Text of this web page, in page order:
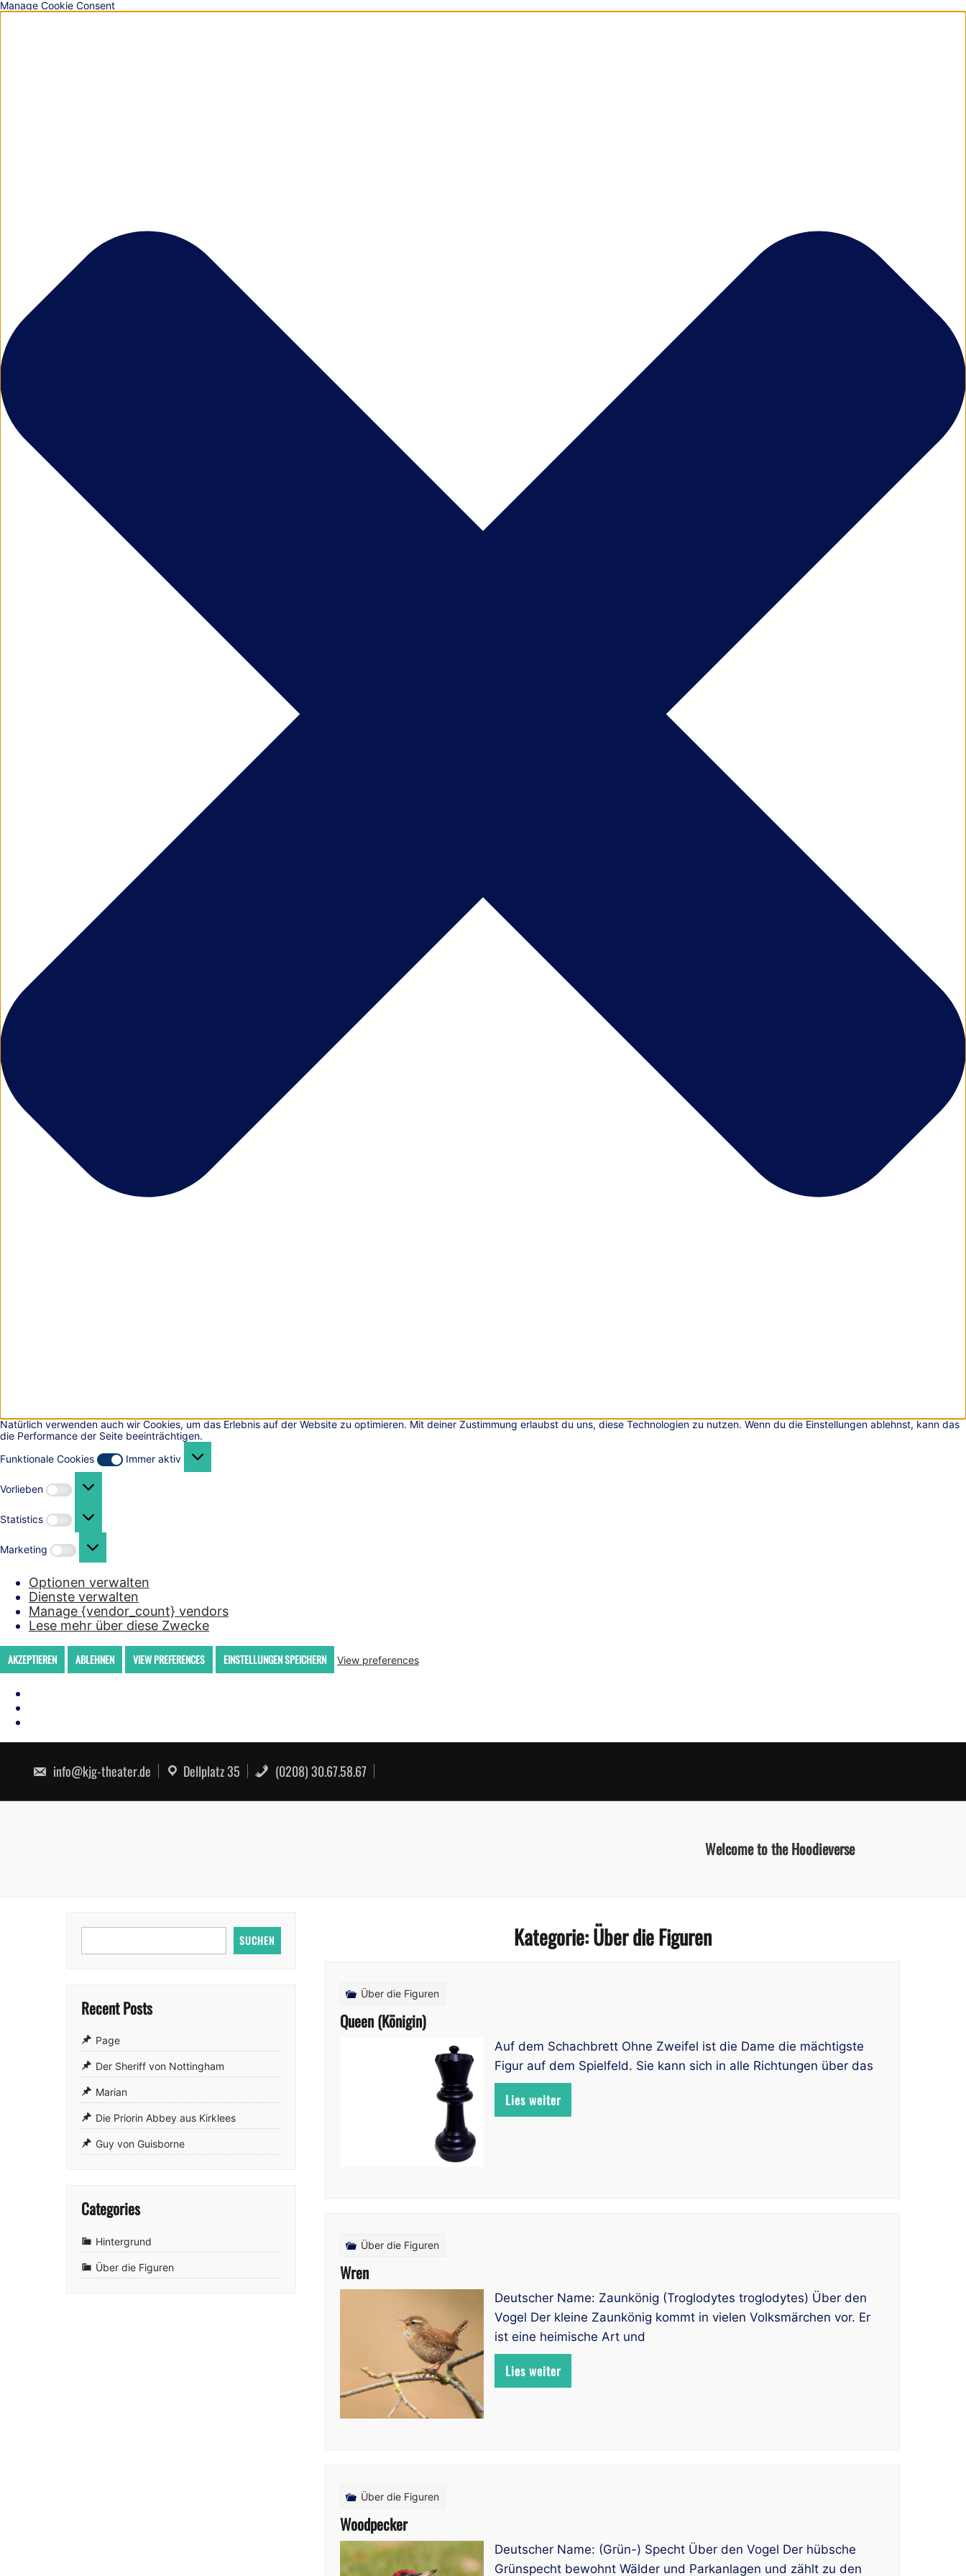
Manage Cookie Consent
Natürlich verwenden auch wir Cookies, um das Erlebnis auf der Website zu optimieren. Mit deiner Zustimmung erlaubst du uns, diese Technologien zu nutzen. Wenn du die Einstellungen ablehnst, kann das
die Performance der Seite beeinträchtigen.
Funktionale Cookies
Cookies
Immer aktiv
Vorlieben
Statistics
Marketing
Optionen verwalten
Dienste verwalten
Manage {vendor_count} vendors
Lese mehr über diese Zwecke
AKZEPTIEREN ABLEHNEN VIEW PREFERENCES EINSTELLUNGEN SPEICHERN View preferences
content
info@kjg-theater.de Dellplatz 35 (0208) 30.67.58.67
Welcome to the Hoodieverse
Kategorie:Über die Figuren
Über die Figuren
Queen (Königin)
Auf dem Schachbrett Ohne Zweifel ist die Dame die mächtigste
Figur auf dem Spielfeld. Sie kann sich in alle Richtungen über das
Lies weiter
Über die Figuren
Wren
Deutscher Name: Zaunkönig (Troglodytes troglodytes) Über den
Vogel Der kleine Zaunkönig kommt in vielen Volksmärchen vor. Er
ist eine heimische Art und
Lies weiter
Über die Figuren
Woodpecker
Deutscher Name: (Grün-) Specht Über den Vogel Der hübsche
Grünspecht bewohnt Wälder und Parkanlagen und zählt zu den
SUCHEN
Recent Posts
Page
Der Sheriff von Nottingham
Marian
Die Priorin Abbey aus Kirklees
Guy von Guisborne
Categories
Hintergrund
Über die Figuren